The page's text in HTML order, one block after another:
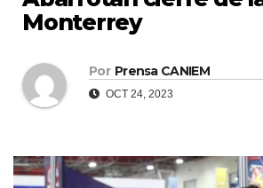
Monterrey
Por Prensa CANIEM
OCT 24, 2023